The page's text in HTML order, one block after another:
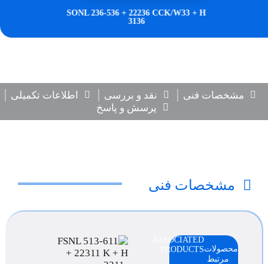
SONL 236-536 + 22236 CCK/W33 + H
3136
مشخصات فنی نقد و بررسی
اطلاعات تکمیلی
پرسش و پاسخ
مشخصات فنی
محصولات
مرتبط
ASSOCIATED
PRODUCTS